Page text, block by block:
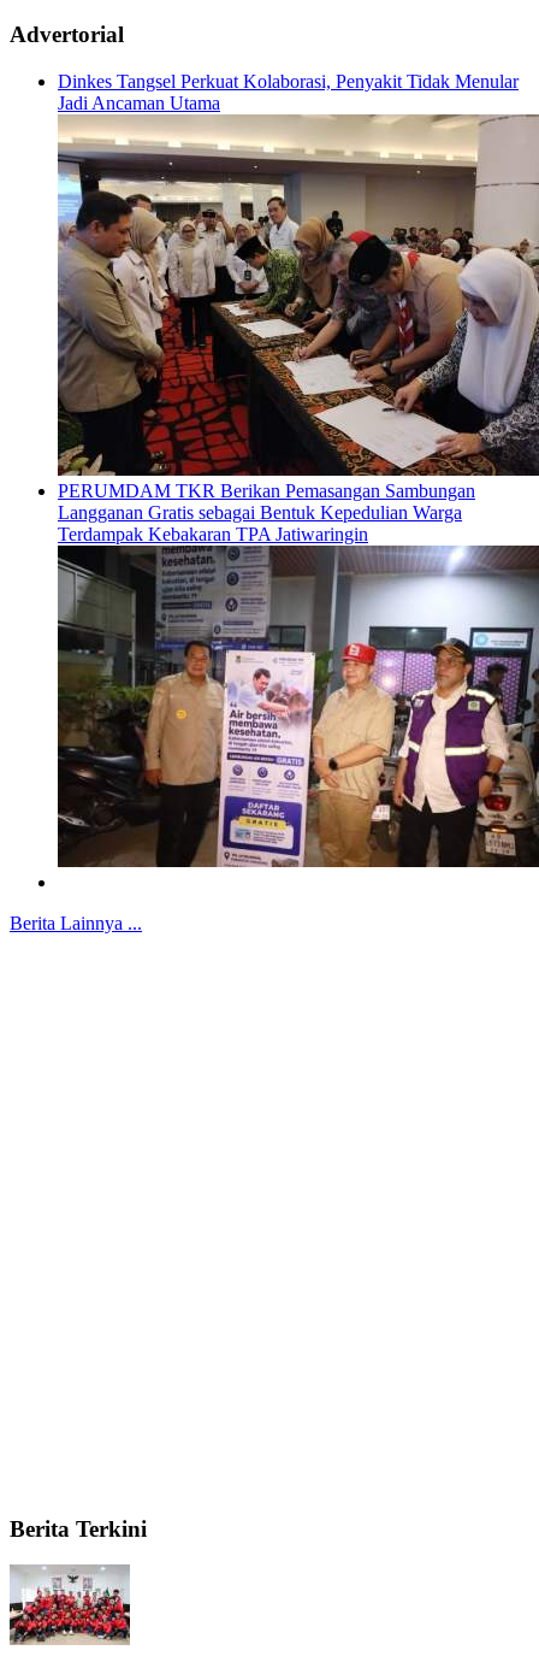
Advertorial
Dinkes Tangsel Perkuat Kolaborasi, Penyakit Tidak Menular
Jadi Ancaman Utama
PERUMDAM TKR Berikan Pemasangan Sambungan
Langganan Gratis sebagai Bentuk Kepedulian Warga
Terdampak Kebakaran TPA Jatiwaringin
Berita Lainnya ...
Berita Terkini